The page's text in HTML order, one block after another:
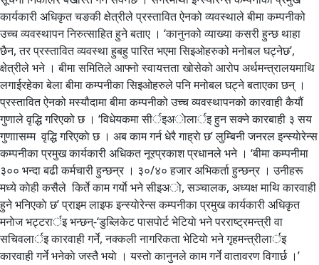
कार्यकारी अधिकृत चङकी क्षेत्रीले प्रस्तावित ऐनको व्यवस्थाले बीमा कम्पनीको
उच्च व्यवस्थापन निरुत्साहित हुने बताए । ‘कानुनको व्याख्या कसरी हुन्छ थाहा
छैन, तर प्रस्तावित व्यवस्था हुबहु पारित भएमा सिइओहरुको मनोबल घट्नेछ’,
क्षेत्रीले भने । बीमा समितिले आफ्नो स्वायत्तता खोसेको आरोप अर्थमन्त्रालयमाथि
लगाईरहेका बेला बीमा कम्पनीका सिइओहरुले पनि मनोबल घट्ने बताएका छन् ।
प्रस्तावित ऐनको मस्यौदामा बीमा कम्पनीको उच्च व्यवस्थापनको कारवाही कैयौं
गुणाले वृद्धि गरिएको छ । ‘विधेयकमा सीर्इअाेलार्इ हुन सक्ने कारबाही ३ सय
गुणाासम्म वृद्धि गरिएकाे छ । अब काम गर्न धेरै गाह्राे छ’ लुम्बिनी जनरल इन्स्याेरेन्स
कम्पनीका प्रमुख कार्यकारी अधिकत नूरप्रकाश प्रधानले भने । ‘बीमा कम्पनीमा
३०० भन्दा बढी कर्मचारी हुन्छन्र । ३०/४० हजार अभिकर्ता हुन्छन्र । उनीहरू
मध्ये काेही कसैले किर्ते काम गर्याे भने सीइअाे, सञ्चालक, अध्यक्ष माथि कारवाही
हुने भनिएकाे छ’ प्राइम लाइफ इन्स्याेरेन्स कम्पनीका प्रमुख कार्यकारी अधिकृत
मनाेज भट्टरार्इ भन्छन्-‘डुब्लिकेट पासपाेर्ट भेटियाे भने परराष्ट्रमन्त्री वा
सचिवलार्इ कारवाही गर्ने, नक्कली नागरिकता भेटियाे भने गृहमन्त्रीलार्इ
कारवाही गर्ने भनेकाे जस्तै भयाे । यस्ताे कानुनले काम गर्ने वातावरण विगार्छ ।’